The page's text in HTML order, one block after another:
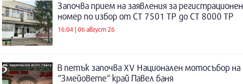
Започва прием на заявления за регистрационен
номер по избор от СТ 7501 ТР до СТ 8000 ТР
16:04 | 06 август 26
В петък започва XV Национален мотосъбор на
“Змейовете“ край Павел баня